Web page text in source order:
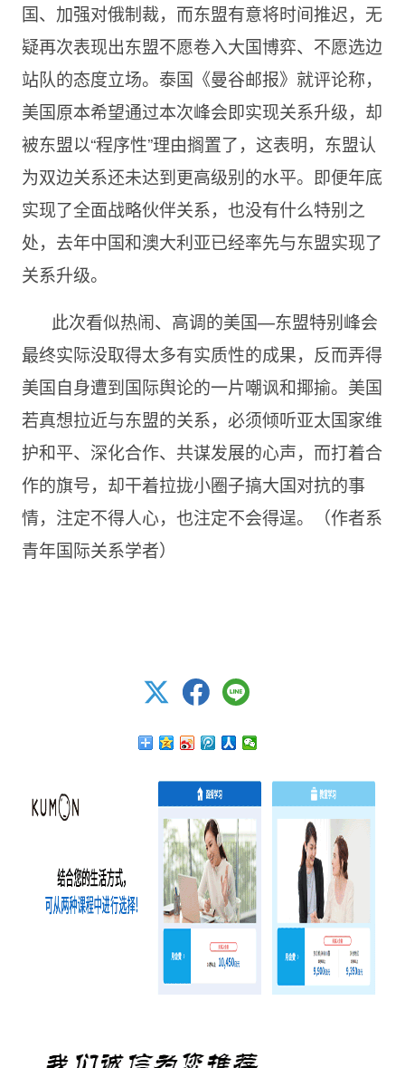
国、加强对俄制裁，而东盟有意将时间推迟，无
疑再次表现出东盟不愿卷入大国博弈、不愿选边
站队的态度立场。泰国《曼谷邮报》就评论称，
美国原本希望通过本次峰会即实现关系升级，却
被东盟以“程序性”理由搁置了，这表明，东盟认
为双边关系还未达到更高级别的水平。即便年底
实现了全面战略伙伴关系，也没有什么特别之
处，去年中国和澳大利亚已经率先与东盟实现了
关系升级。
此次看似热闹、高调的美国—东盟特别峰会
最终实际没取得太多有实质性的成果，反而弄得
美国自身遭到国际舆论的一片嘲讽和揶揄。美国
若真想拉近与东盟的关系，必须倾听亚太国家维
护和平、深化合作、共谋发展的心声，而打着合
作的旗号，却干着拉拢小圈子搞大国对抗的事
情，注定不得人心，也注定不会得逞。（作者系
青年国际关系学者）